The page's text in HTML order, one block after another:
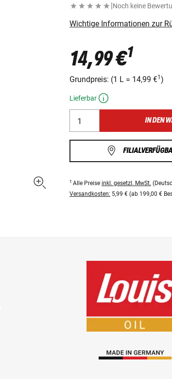
|Noch keine
Wichtige Informationen zur
14,99 €1
Grundpreis: (1 L = 14,99 €1)
Lieferbar
IN DEN
1 Alle Preise inkl. gesetzl. MwSt.
Versandkosten: 5,99 € (ab 199,00 €